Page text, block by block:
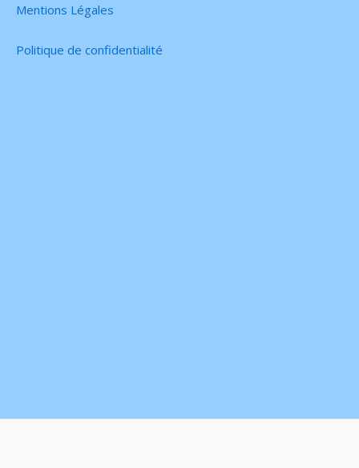
Mentions Légales
Politique de confidentialité